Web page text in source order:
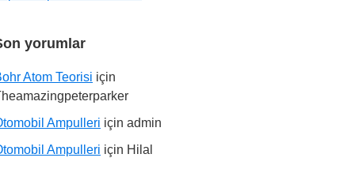
yorumlar
Atom Teorisi için
Ampulleri için admin
Ampulleri için Hilal